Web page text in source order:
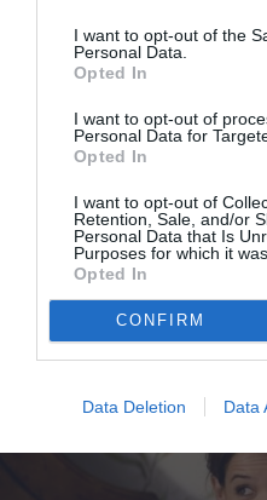
I want to opt-out of the
Personal Data.
Opted In
I want to opt-out of
Personal Data for
Opted In
I want to opt-out of
Retention, Sale, and/or
Personal Data that Is
Purposes for which it
Opted In
CONFIRM
Data Deletion Data
Τα τέσσερα πιο